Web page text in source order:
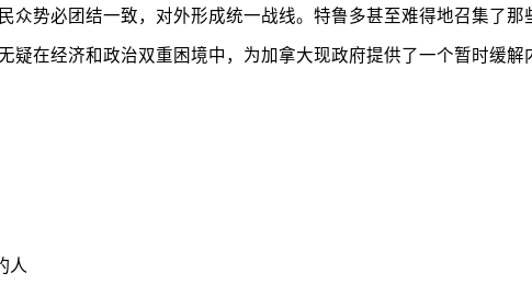
众势必团结一致，对外形成统一战线。特鲁多甚至难得地召集了
疑在经济和政治双重困境中，为加拿大现政府提供了一个暂时缓解
人